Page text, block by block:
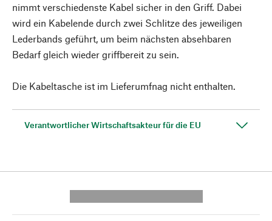
nimmt verschiedenste Kabel sicher in den Griff. Dabei
wird ein Kabelende durch zwei Schlitze des jeweiligen
Lederbands geführt, um beim nächsten absehbaren
Bedarf gleich wieder griffbereit zu sein.
Die Kabeltasche ist im Lieferumfnag nicht enthalten.
Verantwortlicher Wirtschaftsakteur für die EU